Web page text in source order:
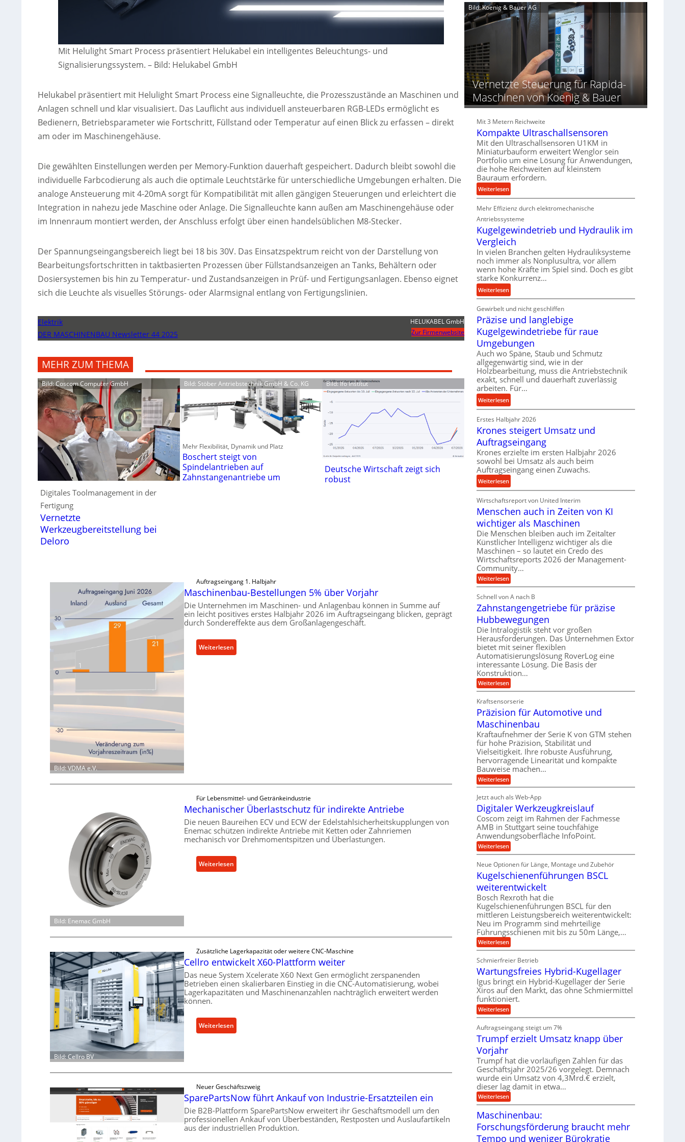
Mit Helulight Smart Process präsentiert Helukabel ein intelligentes Beleuchtungs- und
Signalisierungssystem. – Bild: Helukabel GmbH
Helukabel präsentiert mit Helulight Smart Process eine Signalleuchte, die Prozesszustände an Maschinen und
Anlagen schnell und klar visualisiert. Das Lauflicht aus individuell ansteuerbaren RGB-LEDs ermöglicht es
Bedienern, Betriebsparameter wie Fortschritt, Füllstand oder Temperatur auf einen Blick zu erfassen – direkt
am oder im Maschinengehäuse.
Die gewählten Einstellungen werden per Memory-Funktion dauerhaft gespeichert. Dadurch bleibt sowohl die
individuelle Farbcodierung als auch die optimale Leuchtstärke für unterschiedliche Umgebungen erhalten. Die
analoge Ansteuerung mit 4-20mA sorgt für Kompatibilität mit allen gängigen Steuerungen und erleichtert die
Integration in nahezu jede Maschine oder Anlage. Die Signalleuchte kann außen am Maschinengehäuse oder
im Innenraum montiert werden, der Anschluss erfolgt über einen handelsüblichen M8-Stecker.
Der Spannungseingangsbereich liegt bei 18 bis 30V. Das Einsatzspektrum reicht von der Darstellung von
Bearbeitungsfortschritten in taktbasierten Prozessen über Füllstandsanzeigen an Tanks, Behältern oder
Dosiersystemen bis hin zu Temperatur- und Zustandsanzeigen in Prüf- und Fertigungsanlagen. Ebenso eignet
sich die Leuchte als visuelles Störungs- oder Alarmsignal entlang von Fertigungslinien.
Elektrik
DER MASCHINENBAU Newsletter 44 2025
HELUKABEL GmbH
Zur Firmenwebsite
MEHR ZUM THEMA
Bild: Coscom Computer GmbH
Digitales Toolmanagement in der
Fertigung
Vernetzte
Werkzeugbereitstellung bei
Deloro
Bild: Stöber Antriebstechnik GmbH & Co. KG
Mehr Flexibilität, Dynamik und Platz
Boschert steigt von
Spindelantrieben auf
Zahnstangenantriebe um
Bild: Ifo Institut
Deutsche Wirtschaft zeigt sich
robust
Bild: VDMA e.V.
Auftragseingang 1. Halbjahr
Maschinenbau-Bestellungen 5% über Vorjahr
Die Unternehmen im Maschinen- und Anlagenbau können in Summe auf
ein leicht positives erstes Halbjahr 2026 im Auftragseingang blicken, geprägt
durch Sondereffekte aus dem Großanlagengeschäft.
Weiterlesen
M
-
B
e
t
e
u
%
b
e
r
V
a
Bild: Enemac GmbH
Für Lebensmittel- und Getränkeindustrie
Mechanischer Überlastschutz für indirekte Antriebe
Die neuen Baureihen ECV und ECW der Edelstahlsicherheitskupplungen von
Enemac schützen indirekte Antriebe mit Ketten oder Zahnriemen
mechanisch vor Drehmomentspitzen und Überlastungen.
Weiterlesen
M
i
s
c
e
r
r
s
c
h
u
t
Bild: Cellro BV
Zusätzliche Lagerkapazität oder weitere CNC-Maschine
Cellro entwickelt X60-Plattform weiter
Das neue System Xcelerate X60 Next Gen ermöglicht zerspanenden
Betrieben einen skalierbaren Einstieg in die CNC-Automatisierung, wobei
Lagerkapazitäten und Maschinenanzahlen nachträglich erweitert werden
können.
Weiterlesen
C
o
e
n
t
w
Neuer Geschäftszweig
SparePartsNow führt Ankauf von Industrie-Ersatzteilen ein
Die B2B-Plattform SparePartsNow erweitert ihr Geschäftsmodell um den
professionellen Ankauf von Überbeständen, Restposten und Auslaufartikeln
aus der industriellen Produktion.
r
o
z
e
n
d
f
ü
r
d
i
e
P
r
o
d
u
k
t
i
o
n
i
n
d
e
n
M
i
t
e
l
s
t
a
n
d
a
n
d
Bild: Koenig & Bauer AG
Vernetzte Steuerung für Rapida-
Maschinen von Koenig & Bauer
Mit 3 Metern Reichweite
Kompakte Ultraschallsensoren
Mit den Ultraschallsensoren U1KM in
Miniaturbauform erweitert Wenglor sein
Portfolio um eine Lösung für Anwendungen,
die hohe Reichweiten auf kleinstem
Bauraum erfordern.
Weiterlesen:
K
o
m
p
a
k
t
e
U
l
t
s
c
h
a
l
l
s
e
n
s
o
r
e
n
Mehr Effizienz durch elektromechanische
Antriebssysteme
Kugelgewindetrieb und Hydraulik im
Vergleich
In vielen Branchen gelten Hydrauliksysteme
noch immer als Nonplusultra, vor allem
wenn hohe Kräfte im Spiel sind. Doch es gibt
starke Konkurrenz…
Weiterlesen:
K
u
g
l
g
e
w
i
n
d
e
r
i
e
b
u
n
d
H
y
d
r
a
u
l
i
k
i
m
V
e
r
g
l
e
i
c
h
Gewirbelt und nicht geschliffen
Präzise und langlebige
Kugelgewindetriebe für raue
Umgebungen
Auch wo Späne, Staub und Schmutz
allgegenwärtig sind, wie in der
Holzbearbeitung, muss die Antriebstechnik
exakt, schnell und dauerhaft zuverlässig
arbeiten. Für…
Weiterlesen:
P
r
ä
i
s
e
u
n
a
n
g
l
e
b
i
g
e
u
g
e
l
g
e
w
i
n
d
e
r
i
e
b
e
f
ü
r
r
a
u
e
U
m
g
e
n
g
e
n
Erstes Halbjahr 2026
Krones steigert Umsatz und
Auftragseingang
Krones erzielte im ersten Halbjahr 2026
sowohl bei Umsatz als auch beim
Auftragseingang einen Zuwachs.
Weiterlesen:
K
r
o
e
s
s
t
e
i
g
e
r
t
m
s
a
t
z
u
n
d
A
u
f
t
r
a
g
s
i
n
g
a
n
g
Wirtschaftsreport von United Interim
Menschen auch in Zeiten von KI
wichtiger als Maschinen
Die Menschen bleiben auch im Zeitalter
Künstlicher Intelligenz wichtiger als die
Maschinen – so lautet ein Credo des
Wirtschaftsreports 2026 der Management-
Community…
Weiterlesen:
M
n
s
c
h
e
n
a
u
c
h
i
n
Z
e
i
e
v
o
n
K
I
w
i
c
h
i
g
e
r
a
l
s
M
a
s
c
h
i
n
e
n
Schnell von A nach B
Zahnstangengetriebe für präzise
Hubbewegungen
Die Intralogistik steht vor großen
Herausforderungen. Das Unternehmen Extor
bietet mit seiner flexiblen
Automatisierungslösung RoverLog eine
interessante Lösung. Die Basis der
Konstruktion…
Weiterlesen:
Z
h
n
s
t
a
n
g
e
n
g
e
t
r
i
b
e
f
ü
r
p
r
z
i
e
H
u
b
b
e
w
e
g
n
g
e
n
Kraftsensorserie
Präzision für Automotive und
Maschinenbau
Kraftaufnehmer der Serie K von GTM stehen
für hohe Präzision, Stabilität und
Vielseitigkeit. Ihre robuste Ausführung,
hervorragende Linearität und kompakte
Bauweise machen…
Weiterlesen:
P
ä
z
i
s
i
o
n
f
ü
r
A
u
t
o
m
o
i
v
e
u
n
d
M
a
s
c
h
i
n
e
b
u
Jetzt auch als Web-App
Digitaler Werkzeugkreislauf
Coscom zeigt im Rahmen der Fachmesse
AMB in Stuttgart seine touchfähige
Anwendungsoberfläche InfoPoint.
Weiterlesen:
D
g
i
t
a
l
e
r
W
e
r
k
z
e
u
k
r
e
s
l
a
f
Neue Optionen für Länge, Montage und Zubehör
Kugelschienenführungen BSCL
weiterentwickelt
Bosch Rexroth hat die
Kugelschienenführungen BSCL für den
mittleren Leistungsbereich weiterentwickelt:
Neu im Programm sind mehrteilige
Führungsschienen mit bis zu 50m Länge,…
Weiterlesen:
K
g
e
l
s
c
h
i
e
n
e
r
u
n
g
e
n
B
S
C
L
Schmierfreier Betrieb
Wartungsfreies Hybrid-Kugellager
Igus bringt ein Hybrid-Kugellager der Serie
Xiros auf den Markt, das ohne Schmiermittel
funktioniert.
Weiterlesen:
W
r
u
g
s
f
r
e
i
e
H
b
r
Auftragseingang steigt um 7%
Trumpf erzielt Umsatz knapp über
Vorjahr
Trumpf hat die vorläufigen Zahlen für das
Geschäftsjahr 2025/26 vorgelegt. Demnach
wurde ein Umsatz von 4,3Mrd.€ erzielt,
dieser lag damit in etwa…
Weiterlesen:
T
u
m
p
f
Maschinenbau:
Forschungsförderung braucht mehr
Tempo und weniger Bürokratie